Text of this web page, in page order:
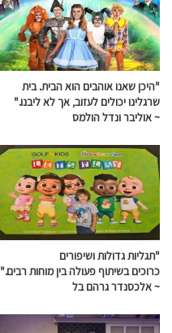
"היכן שאנו אוהבים הוא הבית. בית
שרגלינו יכולים לעזוב, אך לא ליבנו."
~ אוליבר ונדל הולמס
"תגליות גדולות ושיפורים
כרוכיםבשיתוףפעולהבין מוחות רבים."
~ אלכסנדר גרהם בל